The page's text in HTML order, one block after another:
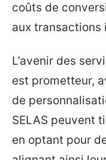
coûts de
aux transactions
L’avenir des
est prometteur,
de
SELAS peuvent
en optant pour